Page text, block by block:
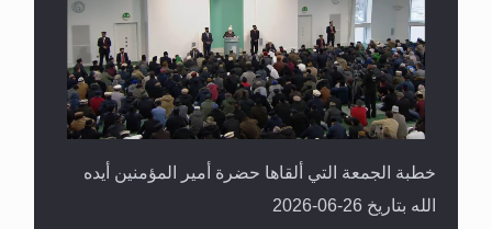
خطبة الجمعة التي ألقاها حضرة أمير المؤمنين أيده
الله بتاريخ 26-06-2026